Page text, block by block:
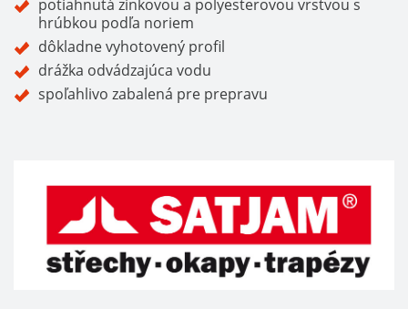
potiahnutá zinkovou a polyesterovou vrstvou s
hrúbkou podľa noriem
dôkladne vyhotovený profil
drážka odvádzajúca vodu
spoľahlivo zabalená pre prepravu